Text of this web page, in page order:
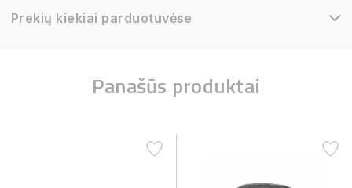
Prekių kiekiai parduotuvėse
Panašūs produktai